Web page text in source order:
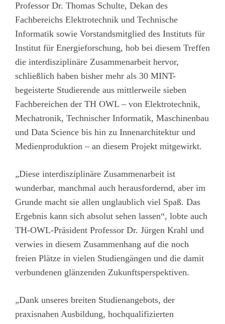
Professor Dr. Thomas Schulte, Dekan des
Fachbereichs Elektrotechnik und Technische
Informatik sowie Vorstandsmitglied des Instituts für
Institut für Energieforschung, hob bei diesem Treffen
die interdisziplinäre Zusammenarbeit hervor,
schließlich haben bisher mehr als 30 MINT-
begeisterte Studierende aus mittlerweile sieben
Fachbereichen der TH OWL – von Elektrotechnik,
Mechatronik, Technischer Informatik, Maschinenbau
und Data Science bis hin zu Innenarchitektur und
Medienproduktion – an diesem Projekt mitgewirkt.
„Diese interdisziplinäre Zusammenarbeit ist
wunderbar, manchmal auch herausfordernd, aber im
Grunde macht sie allen unglaublich viel Spaß. Das
Ergebnis kann sich absolut sehen lassen“, lobte auch
TH-OWL-Präsident Professor Dr. Jürgen Krahl und
verwies in diesem Zusammenhang auf die noch
freien Plätze in vielen Studiengängen und die damit
verbundenen glänzenden Zukunftsperspektiven.
„Dank unseres breiten Studienangebots, der
praxisnahen Ausbildung, hochqualifizierten